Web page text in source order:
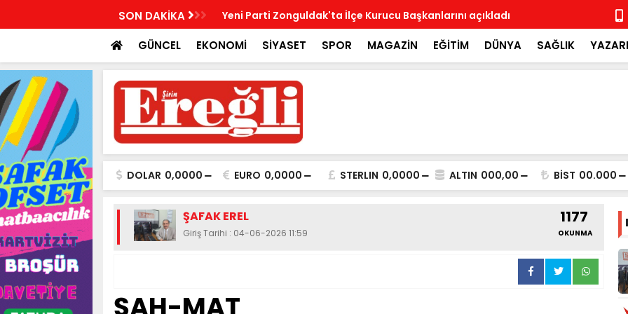
SON DAKİKA Yeni Parti Zonguldak'ta İlçe Kurucu Başkanlarını açıkladı MHP İlçe
GÜNCEL EKONOMİ SİYASET SPOR MAGAZİN EĞİTİM DÜNYA SAĞLIK
DOLAR 0,0000 EURO 0,0000 STERLIN 0,0000 ALTIN 000,00 BİST 00.000
ŞAFAK EREL
Giriş Tarihi : 04-06-2026 11:59
1177
OKUNMA